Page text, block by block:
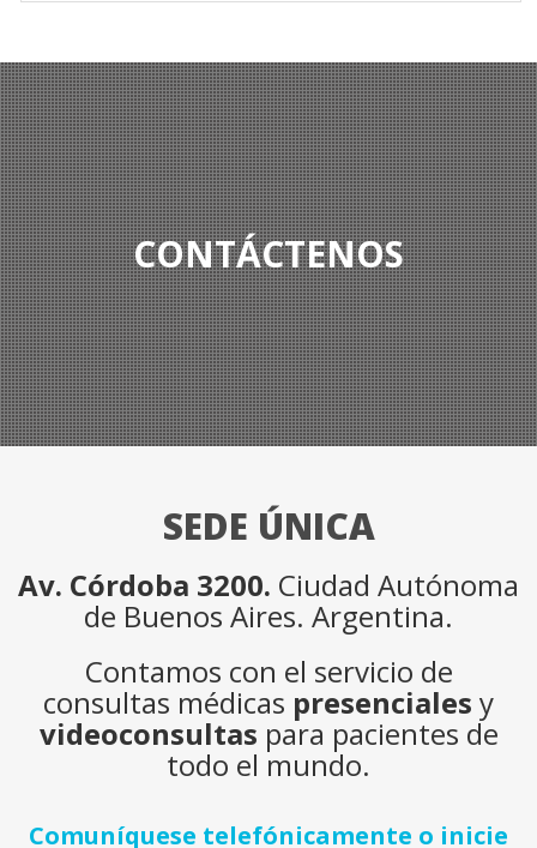
CONTÁCTENOS
SEDE ÚNICA
Av. Córdoba 3200. Ciudad Autónoma
de Buenos Aires. Argentina.
Contamos con el servicio de
consultas médicas presenciales y
videoconsultas para pacientes de
todo el mundo.
Comuníquese telefónicamente o inicie